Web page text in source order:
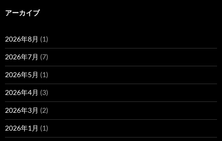
アーカイブ
2026年8月 (1)
2026年7月 (7)
2026年5月 (1)
2026年4月 (3)
2026年3月 (2)
2026年1月 (1)